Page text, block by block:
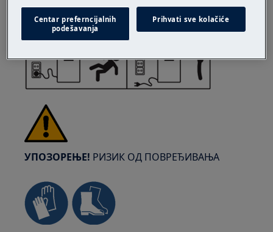
УПОЗОРЕЊЕ! РИЗИК ОД ПОВРЕЂИВАЊА
Centar preferncijalnih
podešavanja
Prihvati sve kolačiće